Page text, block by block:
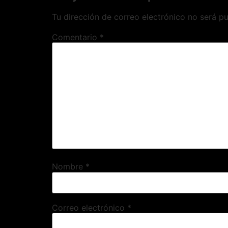
Tu dirección de correo electrónico no será
Comentario *
Nombre *
Correo electrónico *